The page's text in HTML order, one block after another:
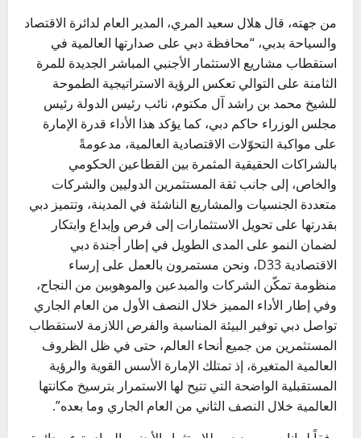
من جهته، قال هلال سعيد المري، المدير العام لدائرة الاقتصاد
والسياحة بدبي، “محافظة دبي على صدارتها العالمية في
استقطاب مشاريع الاستثمار الأجنبي المباشر الجديدة للمرة
الثامنة على التوالي تعكس الرؤية الاستراتيجية الطموحة
للشيخ محمد بن راشد آل مكتوم، نائب رئيس الدولة رئيس
مجلس الوزراء حاكم دبي، كما يؤكد هذا الأداء قدرة الإمارة
على مواكبة التحوّلات الاقتصادية العالمية، مدعومةً
بالشراكات الحقيقية المثمرة بين القطاعين الحكومي
والخاص، إلى جانب ثقة المستثمرين الدوليين والشركات
متعددة الجنسيات والمشاريع الناشئة في المدينة، وتتميز دبي
بقدرتها على تحويل الاستثمارات إلى فرص وإبداع وابتكار
لضمان النمو على المدى الطويل في إطار أجندة دبي
الاقتصادية D33، ونحن مستمرون بالعمل على إرساء
منظومة تمكّن الشركات والمبدعين والموهوبين من النجاح،
وفي إطار الأداء المميز خلال النصف الأول من العام الجاري
تواصل دبي توفير البيئة المناسبة والفرص اللازمة لاستقطاب
المستثمرين من جميع أنحاء العالم، حتى في ظل الظروف
العالمية المتغيرة، إذ تمتلك الإمارة الأسس القوية والرؤية
المستقبلية الواضحة التي تتيح لها الاستمرار بترسيخ مكانتها
العالمية خلال النصف الثاني من العام الجاري وما بعده”.